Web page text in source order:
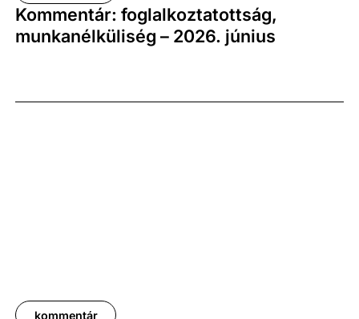
Kommentár: foglalkoztatottság,
munkanélküliség – 2026. június
kommentár